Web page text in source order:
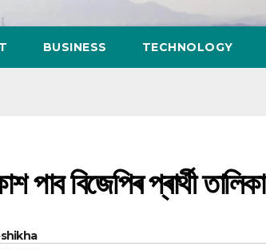
BUSINESS TECHNOLOGY
পাব বিজেপিৰ প্ৰাৰ্থী তালিকা